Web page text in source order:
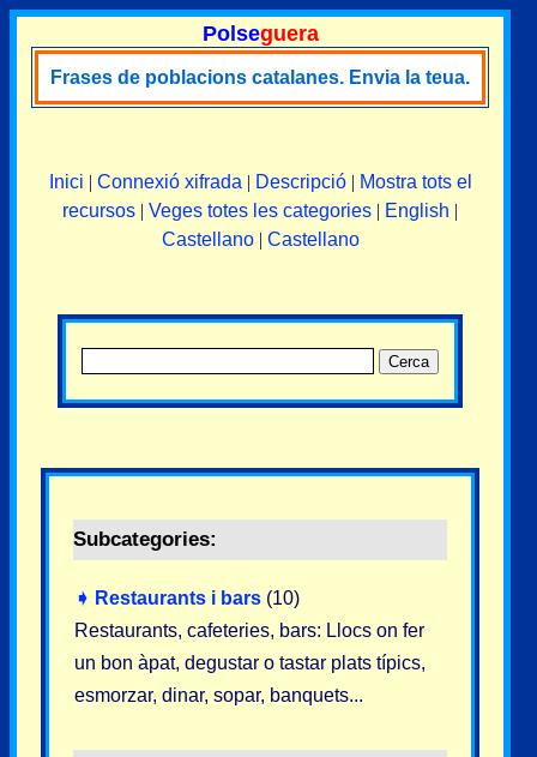
Polseguera
Frases de poblacions catalanes. Envia la teua.
Inici | Connexió xifrada | Descripció| Mostra tots el
recursos | Veges totes les categories | English |
Castellano| Castellano
Subcategories:
➧ Restaurants i bars (10)
Restaurants, cafeteries, bars: Llocs on fer
un bon àpat, degustar o tastar plats típics,
esmorzar, dinar, sopar, banquets...